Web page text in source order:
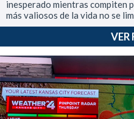
inesperado mientras compiten
más valiosos de la vida no se
VER